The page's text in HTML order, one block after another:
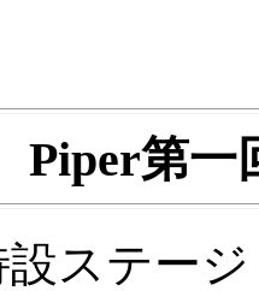
Piper第一
設ステー